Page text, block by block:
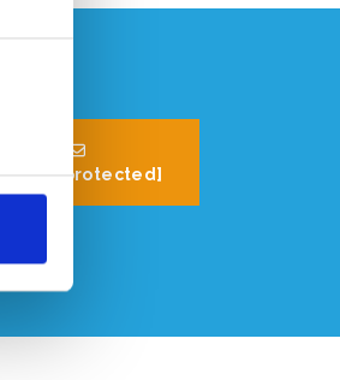
[email protected]